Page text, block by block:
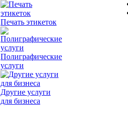
Печать этикеток
Полиграфические
услуги
Другие услуги
для бизнеса